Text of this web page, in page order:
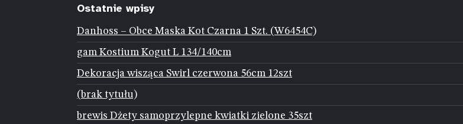
Ostatnie wpisy
Danhoss – Obce Maska Kot Czarna 1 Szt. (W6454C)
gam Kostium Kogut L 134/140cm
Dekoracja wisząca Swirl czerwona 56cm 12szt
(brak tytułu)
brewis Dżety samoprzylepne kwiatki zielone 35szt